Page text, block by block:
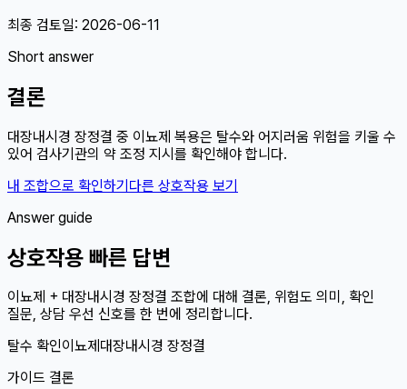
최종 검토일: 2026-06-11
Short answer
결론
대장내시경 장정결 중 이뇨제 복용은 탈수와 어지러움 위험을 키울 수
있어 검사기관의 약 조정 지시를 확인해야 합니다.
내 조합으로 확인하기다른 상호작용 보기
Answer guide
상호작용 빠른 답변
이뇨제 + 대장내시경 장정결 조합에 대해 결론, 위험도 의미, 확인
질문, 상담 우선 신호를 한 번에 정리합니다.
탈수 확인이뇨제 대장내시경 장정결
가이드 결론